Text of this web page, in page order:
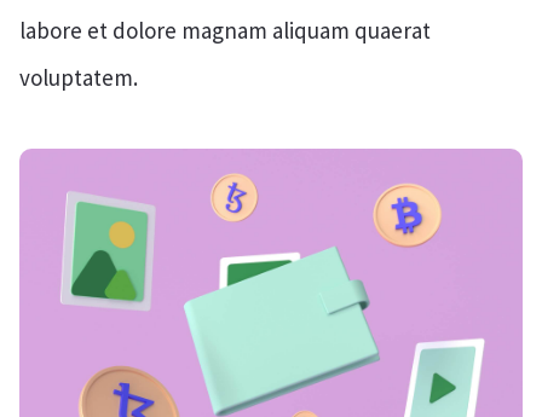
labore et dolore magnam aliquam quaerat
voluptatem.